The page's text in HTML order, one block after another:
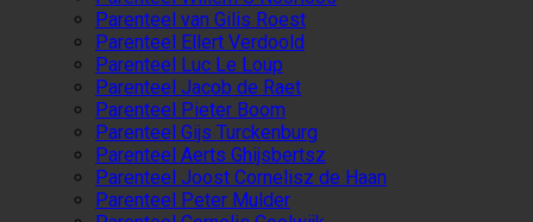
Parenteel van Gilis Roest
Parenteel Ellert Verdoold
Parenteel Luc Le Loup
Parenteel Jacob de Raet
Parenteel Pieter Boom
Parenteel Gijs Turckenburg
Parenteel Aerts Ghijsbertsz
Parenteel Joost Cornelisz de Haan
Parenteel Peter Mulder